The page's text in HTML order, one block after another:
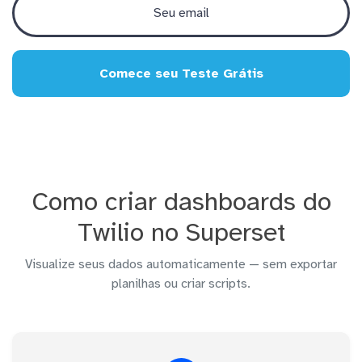
Comece seu Teste Grátis
Como criar dashboards do
Twilio no Superset
Visualize seus dados automaticamente — sem exportar
planilhas ou criar scripts.